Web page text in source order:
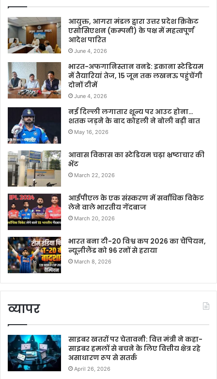
आयुक्त, आगरा मंडल द्वारा उत्तर प्रदेश क्रिकेट
एसोसिएशन (कम्पनी) के पक्ष में महत्वपूर्ण
आदेश पारित
June 4, 2026
भारत-अफगानिस्तान वनडे: इकाना स्टेडियम
में तैयारियां तेज, 15 जून तक लखनऊ पहुंचेंगी
दोनों टीमें
June 4, 2026
नई दिल्ली लगातार शून्य पर आउट होना…
शतक जड़ने के बाद कोहली ने बोली बड़ी बात
May 16, 2026
आवास विकास का स्टेडियम चढ़ा भ्रष्टाचार की
भेंट
March 22, 2026
आईपीएल के एक संस्करण में सर्वाधिक विकेट
लेने वाले भारतीय गेंदबाज
March 20, 2026
भारत बना टी-20 विश्व कप 2026 का चैंपियन,
न्यूज़ीलैंड को 96 रनों से हराया
March 8, 2026
व्यापर
साइबर खतरों पर चेतावनी: वित्त मंत्री ने कहा-
साइबर हमलों से बचने के लिए वित्तीय क्षेत्र रहे
असाधारण रूप से सतर्क
April 26, 2026